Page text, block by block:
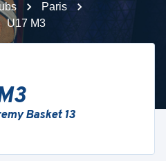
Paris
U17 M3
Basket 13